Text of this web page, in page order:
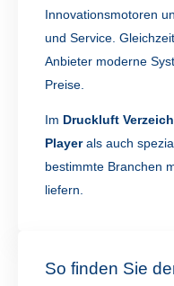
Innovationsmotoren
und Service.
Anbieter moderne
Preise.
Im Druckluft
Playerals auch
bestimmte Branchen
liefern.
So finden Sie